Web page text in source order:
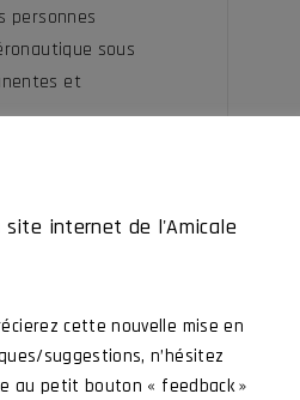
personnes
sous
et
site internet de l'Amicale
cette nouvelle mise en
suggestions, n’hésitez
au petit bouton « feedback »